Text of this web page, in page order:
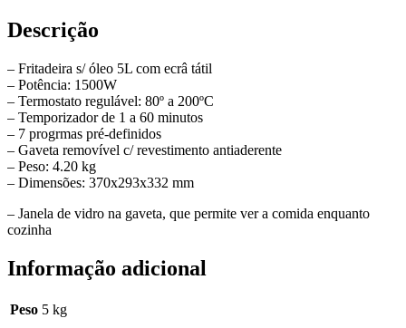
Descrição
– Fritadeira s/ óleo 5L com ecrâ tátil
– Potência: 1500W
– Termostato regulável: 80º a 200ºC
– Temporizador de 1 a 60 minutos
– 7 progrmas pré-definidos
– Gaveta removível c/ revestimento antiaderente
– Peso: 4.20 kg
– Dimensões: 370x293x332 mm
– Janela de vidro na gaveta, que permite ver a comida enquanto
cozinha
Informação adicional
Peso 5 kg